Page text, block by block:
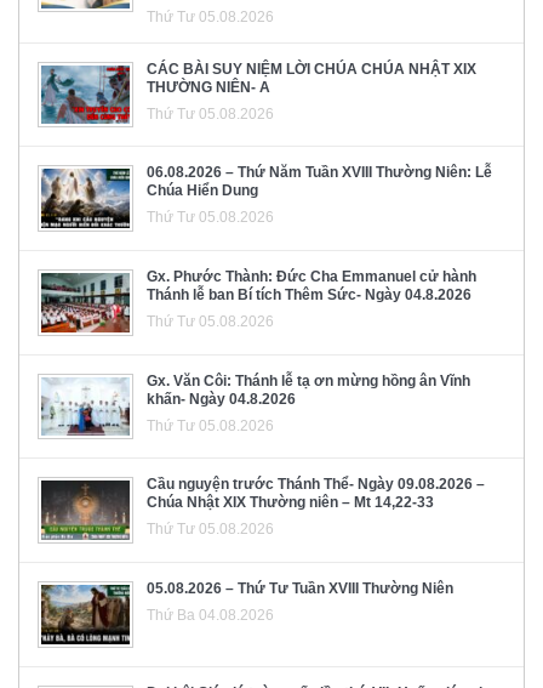
Thứ Tư 05.08.2026
CÁC BÀI SUY NIỆM LỜI CHÚA CHÚA NHẬT XIX
THƯỜNG NIÊN- A
Thứ Tư 05.08.2026
06.08.2026 – Thứ Năm Tuần XVIII Thường Niên: Lễ
Chúa Hiển Dung
Thứ Tư 05.08.2026
Gx. Phước Thành: Đức Cha Emmanuel cử hành
Thánh lễ ban Bí tích Thêm Sức- Ngày 04.8.2026
Thứ Tư 05.08.2026
Gx. Văn Côi: Thánh lễ tạ ơn mừng hồng ân Vĩnh
khấn- Ngày 04.8.2026
Thứ Tư 05.08.2026
Cầu nguyện trước Thánh Thể- Ngày 09.08.2026 –
Chúa Nhật XIX Thường niên – Mt 14,22-33
Thứ Tư 05.08.2026
05.08.2026 – Thứ Tư Tuần XVIII Thường Niên
Thứ Ba 04.08.2026